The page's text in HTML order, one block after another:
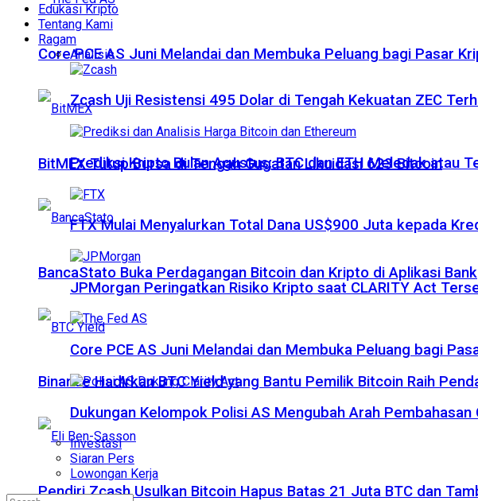
Core PCE AS Juni Melandai dan Membuka Peluang bagi Pasar
BitMEX Tutup Bursa di Tengah Gugatan Likuidasi 623 Bitcoin
BancaStato Buka Perdagangan Bitcoin dan Kripto di Aplikasi Bank
Binance Hadirkan BTC Yield yang Bantu Pemilik Bitcoin Raih
Pendiri Zcash Usulkan Bitcoin Hapus Batas 21 Juta BTC dan
Edukasi Kripto
Tentang Kami
Ragam
Analisis
Zcash Uji Resistensi 495 Dolar di Tengah Kekuatan ZEC
Prediksi Kripto Bulan Agustus: BTC dan ETH Meledak atau
FTX Mulai Menyalurkan Total Dana US$900 Juta kepada
JPMorgan Peringatkan Risiko Kripto saat CLARITY Act
Core PCE AS Juni Melandai dan Membuka Peluang bagi
Dukungan Kelompok Polisi AS Mengubah Arah Pembahasan
Investasi
Siaran Pers
Lowongan Kerja